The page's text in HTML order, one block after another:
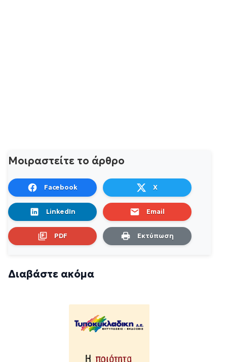
Μοιραστείτε το άρθρο
Facebook X
LinkedIn Email
PDF Εκτύπωση
Διαβάστε ακόμα